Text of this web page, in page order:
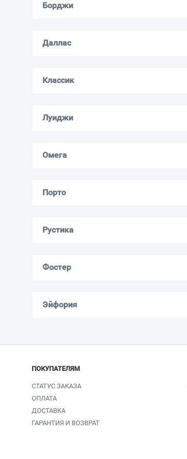
Борджи
Даллас
Классик
Луиджи
Омега
Порто
Рустика
Фостер
Эйфория
ПОКУПАТЕЛЯМ
СТАТУС ЗАКАЗА
ОПЛАТА
ДОСТАВКА
ГАРАНТИЯ И ВОЗВРАТ